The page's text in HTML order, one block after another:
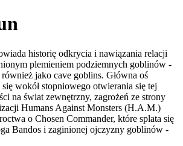
historię odkrycia i nawiązania relacji
plemieniem podziemnych goblinów -
jako cave goblins. Główna oś
wokół stopniowego otwierania się tej
na świat zewnętrzny, zagrożeń ze strony
Humans Against Monsters (H.A.M.)
o Chosen Commander, które splata się
Bandos i zaginionej ojczyzny goblinów -